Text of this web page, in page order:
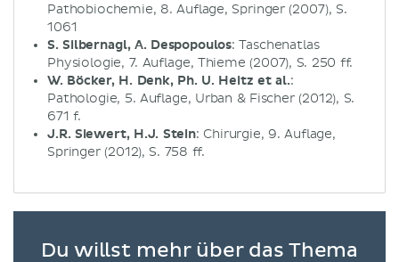
Pathobiochemie, 8. Auflage, Springer (2007), S.
1061
S. Silbernagl, A. Despopoulos: Taschenatlas
Physiologie, 7. Auflage, Thieme (2007), S. 250 ff.
W. Böcker, H. Denk, Ph. U. Heitz et al.:
Pathologie, 5. Auflage, Urban & Fischer (2012), S.
671 f.
J.R. Siewert, H.J. Stein: Chirurgie, 9. Auflage,
Springer (2012), S. 758 ff.
Du willst mehr über das Thema